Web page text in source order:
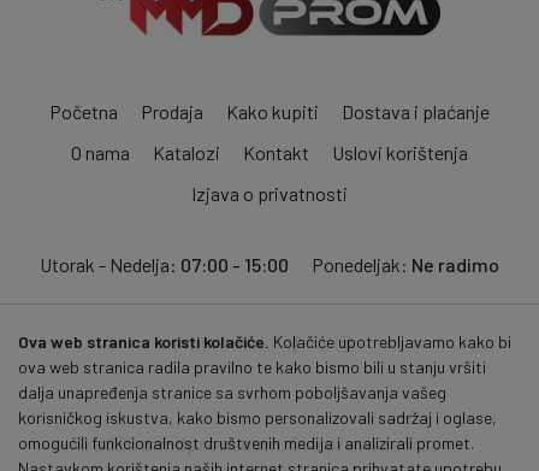
Početna Prodaja Kako kupiti
Dostava i plaćanje
O nama
Katalozi Kontakt
Uslovi korištenja
Izjava o privatnosti
Utorak - Nedelja: 07:00 - 15:00 Ponedeljak: Ne radimo
Pratite nas:
© 2026mmdprom.com . Sva prava zadržana.
Ova web stranica koristi kolačiće. Kolačiće upotrebljavamo kako bi
ova web stranica radila pravilno te kako bismo bili u stanju vršiti
dalja unapređenja stranice sa svrhom poboljšavanja vašeg
korisničkog iskustva, kako bismo personalizovali sadržaj i oglase,
omogućili funkcionalnost društvenih medija i analizirali promet.